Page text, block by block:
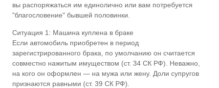
вы распоряжаться им единолично или вам потребуется
"благословение" бывшей половинки.
Ситуация 1: Машина куплена в браке
Если автомобиль приобретен в период
зарегистрированного брака, по умолчанию он считается
совместно нажитым имуществом (ст. 34 СК РФ). Неважно,
на кого он оформлен — на мужа или жену. Доли супругов
признаются равными (ст. 39 СК РФ).